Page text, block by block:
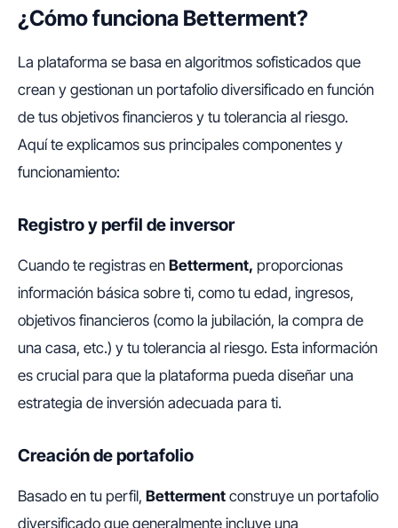
¿Cómo funciona Betterment?
La plataforma se basa en algoritmos sofisticados que
crean y gestionan un portafolio diversificado en función
de tus objetivos financieros y tu tolerancia al riesgo.
Aquí te explicamos sus principales componentes y
funcionamiento:
Registro y perfil de inversor
Cuando te registras en Betterment, proporcionas
información básica sobre ti, como tu edad, ingresos,
objetivos financieros (como la jubilación, la compra de
una casa, etc.) y tu tolerancia al riesgo. Esta información
es crucial para que la plataforma pueda diseñar una
estrategia de inversión adecuada para ti.
Creación de portafolio
Basado en tu perfil, Betterment construye un portafolio
diversificado que generalmente incluye una